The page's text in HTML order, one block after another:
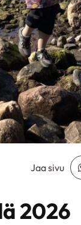
Jaa sivu
2026